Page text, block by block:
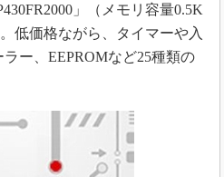
」（メモリ容量0.5K
低価格ながら、タイマーや入
ー、EEPROMなど25種類の